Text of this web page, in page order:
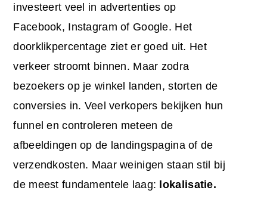
investeert veel in advertenties op
Facebook, Instagram of Google. Het
doorklikpercentage ziet er goed uit. Het
verkeer stroomt binnen. Maar zodra
bezoekers op je winkel landen, storten de
conversies in. Veel verkopers bekijken hun
funnel en controleren meteen de
afbeeldingen op de landingspagina of de
verzendkosten. Maar weinigen staan stil bij
de meest fundamentele laag: lokalisatie.